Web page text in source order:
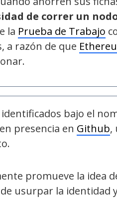
de correr un
la Prueba de Trabajo
a razón de que
bajo el
presencia en Github,
promueve la idea
usurpar la identidad